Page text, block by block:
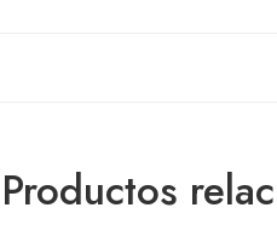
Productos